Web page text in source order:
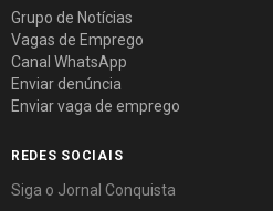
Grupo de Notícias
Vagas de Emprego
Canal WhatsApp
Enviar denúncia
Enviar vaga de emprego
REDES SOCIAIS
Siga o Jornal Conquista